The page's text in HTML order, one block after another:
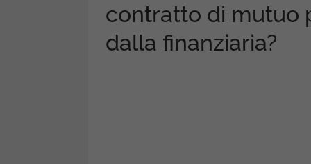
contratto di mutuo
dalla finanziaria?